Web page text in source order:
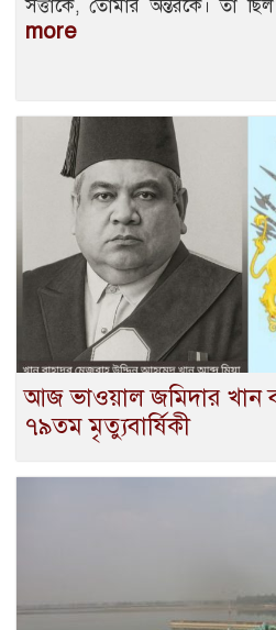
সত্তাকে, তোমার অন্তরকে। তা
more
আজ ভাওয়াল জমিদার খান
৭৯তম মৃত্যুবার্ষিকী